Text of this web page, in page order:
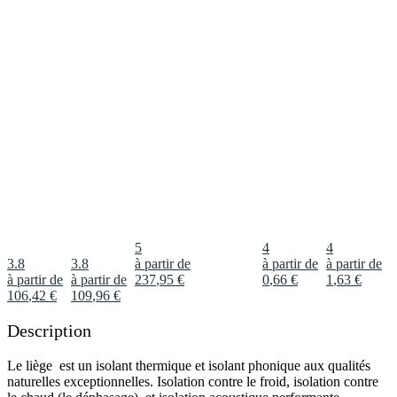
3.8
à partir de
106,42 €
3.8
à partir de
109,96 €
5
à partir de
237,95 €
4
à partir de
0,66 €
4
à partir de
1 ,63 €
Description
Le liège est un isolant thermique et isolant phonique aux qualités
naturelles exceptionnelles. Isolation contre le froid, isolation contre